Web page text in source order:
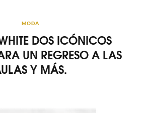
MODA
DOS ICÓNICOS
UN REGRESO A LAS
Y MÁS.